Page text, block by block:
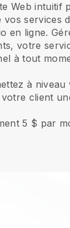
Web intuitif
services
en ligne.
votre
à tout
à niveau
client
5 $ par